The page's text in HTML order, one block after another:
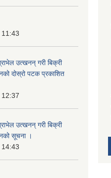
उत्खनन् गरी बिक्री
दोस्रो पटक प्रकाशित
उत्खनन् गरी बिक्री
सूचना ।